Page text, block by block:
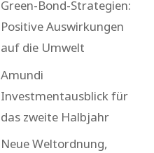
Green-Bond-Strategien:
Positive Auswirkungen
auf die Umwelt
Amundi
Investmentausblick für
das zweite Halbjahr
Neue Weltordnung,